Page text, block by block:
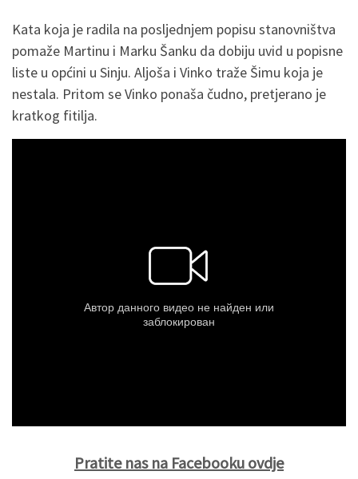
Kata koja je radila na posljednjem popisu stanovništva
pomaže Martinu i Marku Šanku da dobiju uvid u popisne
liste u općini u Sinju. Aljoša i Vinko traže Šimu koja je
nestala. Pritom se Vinko ponaša čudno, pretjerano je
kratkog fitilja.
Pratite nas na Facebooku ovdje